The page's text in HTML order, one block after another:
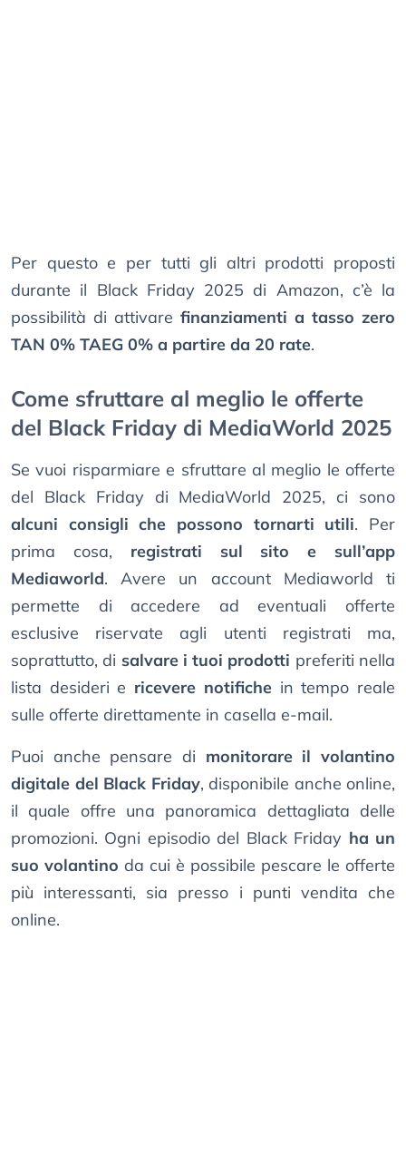
Per questo e per tutti gli altri prodotti proposti
durante il Black Friday 2025 di Amazon, c’è la
possibilità di attivare finanziamenti a tasso zero
TAN 0% TAEG 0% a partire da 20 rate.
Come sfruttare al meglio le offerte
del Black Friday di MediaWorld 2025
Se vuoi risparmiare e sfruttare al meglio le offerte
del Black Friday di MediaWorld 2025, ci sono
alcuni consigli che possono tornarti utili. Per
prima cosa, registrati sul sito e sull’app
Mediaworld. Avere un account Mediaworld ti
permette di accedere ad eventuali offerte
esclusive riservate agli utenti registrati ma,
soprattutto, di salvare i tuoi prodotti preferiti nella
lista desideri e ricevere notifichein tempo reale
sulle offerte direttamente in casella e-mail.
Puoi anche pensare di monitorare il volantino
digitale del Black Friday, disponibile anche online,
il quale offre una panoramica dettagliata delle
promozioni. Ogni episodio del Black Friday ha un
suo volantino da cui è possibile pescare le offerte
più interessanti, sia presso i punti vendita che
online.